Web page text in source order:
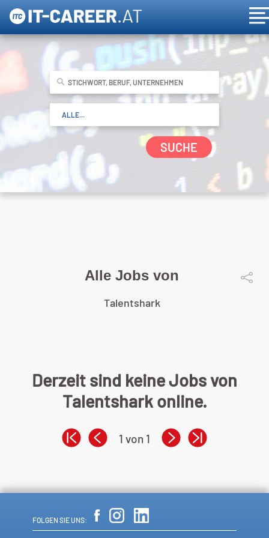
SUCHE
Alle Jobs von
Talentshark
Derzeit sind keine Jobs von
Talentshark online.
1 von 1
FOLGEN SIE UNS: